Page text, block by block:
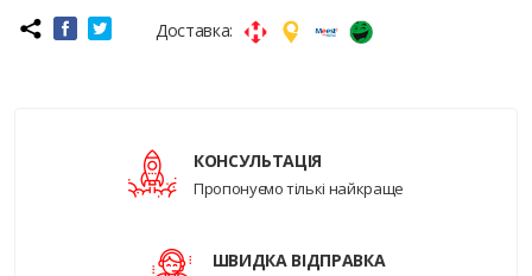
Доставка:
КОНСУЛЬТАЦІЯ
Пропонуємо тількі найкраще
ШВИДКА ВІДПРАВКА